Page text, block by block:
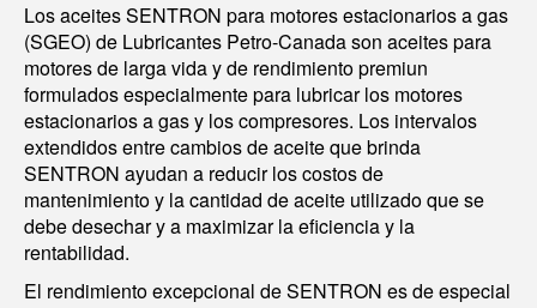
Los aceites SENTRON para motores estacionarios a gas
(SGEO) de Lubricantes Petro-Canada son aceites para
motores de larga vida y de rendimiento premiun
formulados especialmente para lubricar los motores
estacionarios a gas y los compresores. Los intervalos
extendidos entre cambios de aceite que brinda
SENTRON ayudan a reducir los costos de
mantenimiento y la cantidad de aceite utilizado que se
debe desechar y a maximizar la eficiencia y la
rentabilidad.
El rendimiento excepcional de SENTRON es de especial